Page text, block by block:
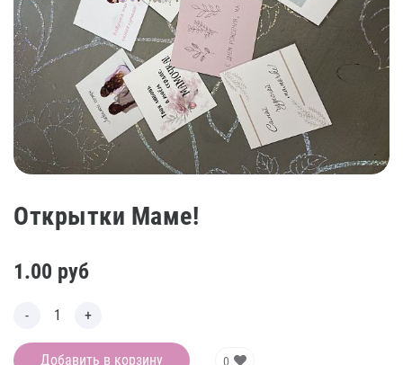
Открытки Маме!
1.00 руб
Добавить в корзину 0